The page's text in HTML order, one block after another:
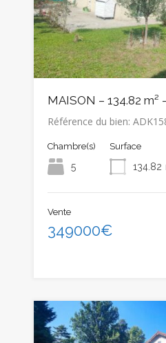
MAISON – 134.82 m²
Référence du bien:
Chambre(s)
5
Surface
134.82
Vente
349000€